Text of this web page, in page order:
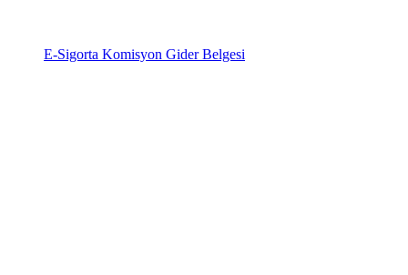
E-Sigorta Komisyon Gider Belgesi